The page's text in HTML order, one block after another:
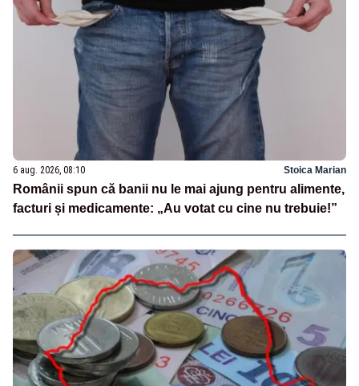
6 aug. 2026, 08:10 Stoica Marian
Românii spun că banii nu le mai ajung pentru alimente,
facturi și medicamente: „Au votat cu cine nu trebuie!”